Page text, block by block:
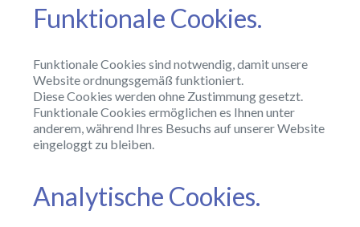
Funktionale Cookies.
Funktionale Cookies sind notwendig, damit unsere
Website ordnungsgemäß funktioniert.
Diese Cookies werden ohne Zustimmung gesetzt.
Funktionale Cookies ermöglichen es Ihnen unter
anderem, während Ihres Besuchs auf unserer Website
eingeloggt zu bleiben.
Analytische Cookies.